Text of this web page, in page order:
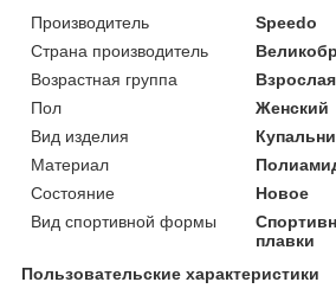
Производитель
Speedo
Страна производитель
Возрастная группа
Взрослая
Пол
Женский
Вид изделия
Материал
Состояние
Новое
Вид спортивной формы
плавки
Пользовательские характеристики